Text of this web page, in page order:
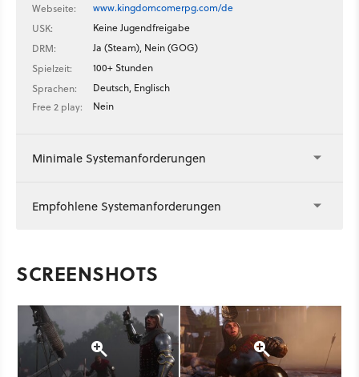
Webseite:
www.kingdomcomerpg.com/de
USK:
Keine Jugendfreigabe
DRM:
Ja (Steam), Nein (GOG)
Spielzeit:
100+ Stunden
Sprachen:
Deutsch, Englisch
Free 2 play:
Nein
Minimale Systemanforderungen
Empfohlene Systemanforderungen
SCREENSHOTS